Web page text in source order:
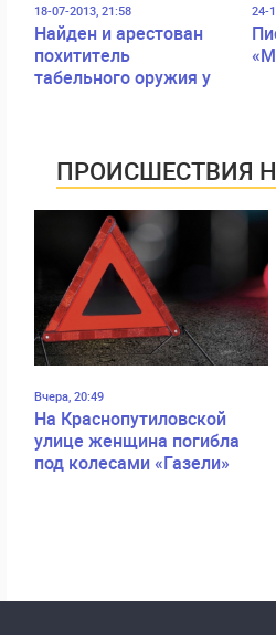
18-07-2013, 21:58
Найден и арестован
похититель
табельного оружия у
24-
ПРОИСШЕСТВИЯ
Вчера, 20:49
На Краснопутиловской
улице женщина погибла
под колесами «Газели»